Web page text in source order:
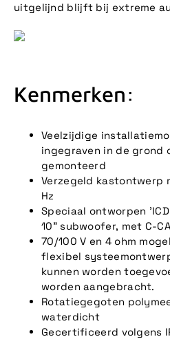
uitgelijnd blijft bij extreme
Kenmerken:
Veelzijdige
ingegraven in de grond
gemonteerd
Verzegeld kastontwerp
Hz
Speciaal ontworpen
10" subwoofer, met C-
70/100 V en 4 ohm
flexibel
kunnen worden
worden aangebracht.
Rotatiegegoten
waterdicht
Gecertificeerd volgens